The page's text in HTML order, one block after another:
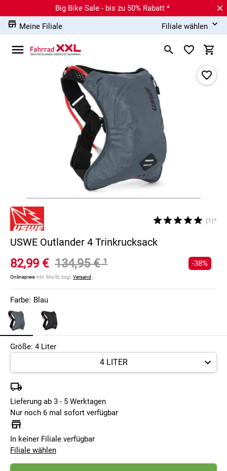
Big Bike Sale - bis zu 50% Rabatt ⁴
Meine Filiale
Filiale wählen
(1)*
USWE Outlander 4 Trinkrucksack
82,99 € 134,95 €¹
Onlinepreisinkl. MwSt, zzgl. Versand
-38%
Farbe: Blau
Größe: 4 Liter
Lieferung ab 3 - 5 Werktagen
Nur noch 6 mal sofort verfügbar
In keiner Filiale verfügbar
Filiale wählen